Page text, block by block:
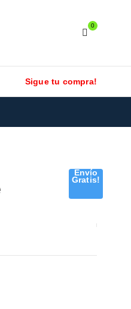
0
Sigue tu compra!
Envío
Gratis!